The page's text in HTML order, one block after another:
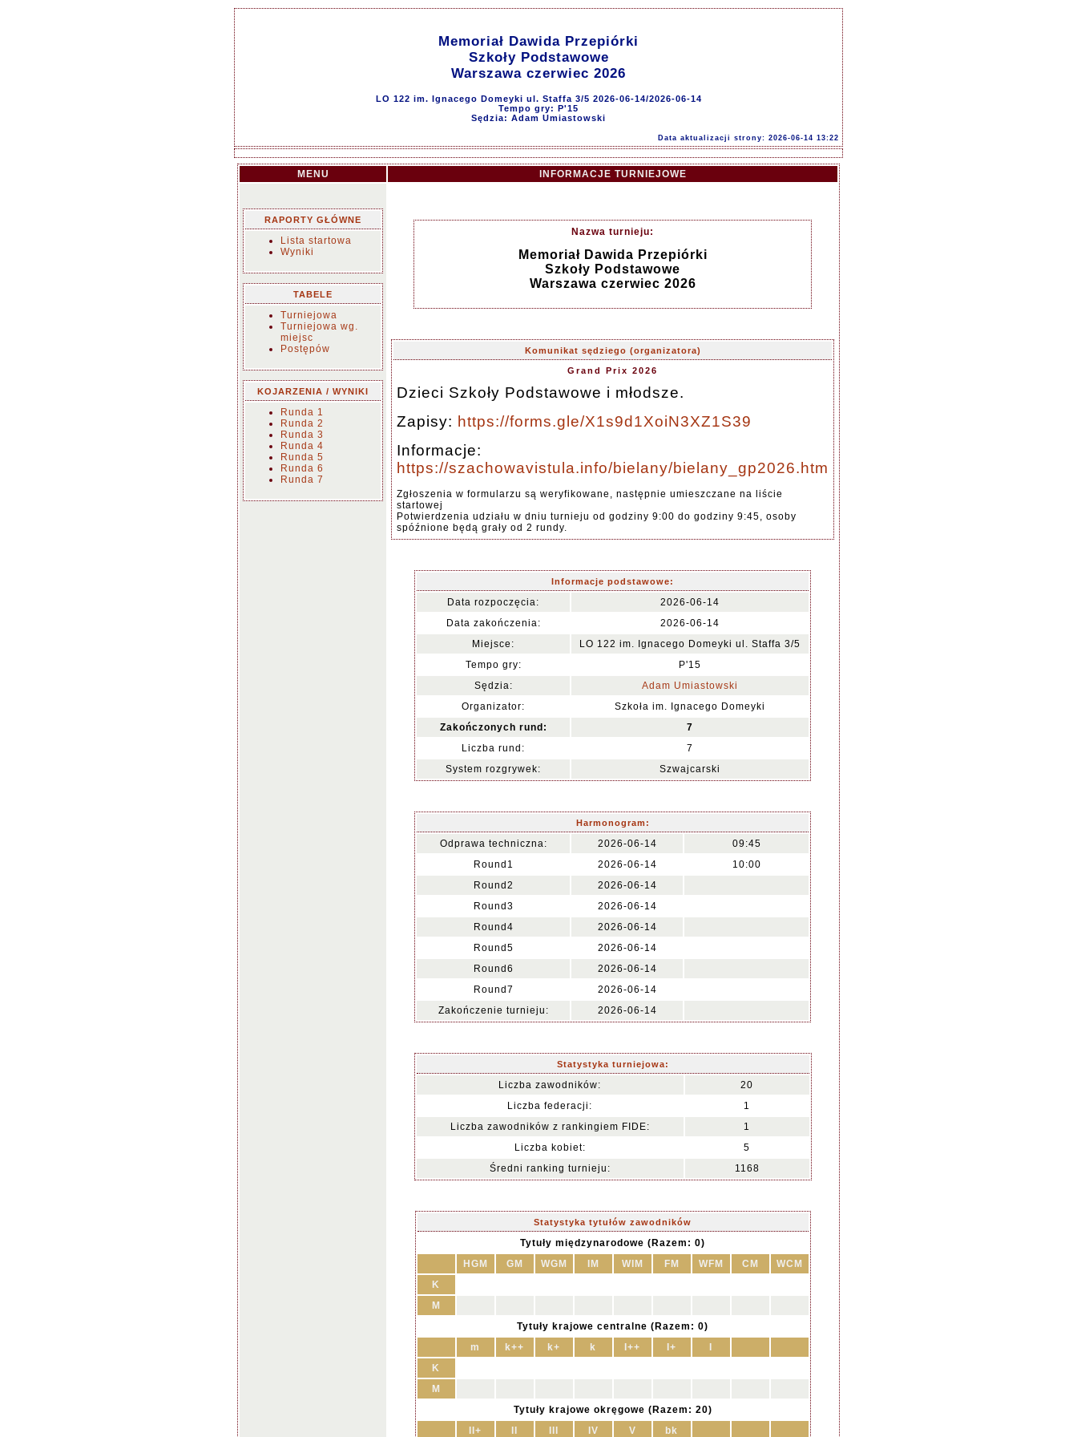
Memoriał Dawida Przepiórki
Szkoły Podstawowe
Warszawa czerwiec 2026
LO 122 im. Ignacego Domeyki ul. Staffa 3/5 2026-06-14/2026-06-14
Tempo gry: P'15
Sędzia: Adam Umiastowski
Data aktualizacji strony: 2026-06-14 13:22
MENU INFORMACJE TURNIEJOWE
RAPORTY GŁÓWNE
Lista startowa
Wyniki
TABELE
Turniejowa
Turniejowa wg.
miejsc
Postępów
KOJARZENIA / WYNIKI
Runda 1
Runda 2
Runda 3
Runda 4
Runda 5
Runda 6
Runda 7
Nazwa turnieju:
Memoriał Dawida Przepiórki
Szkoły Podstawowe
Warszawa czerwiec 2026
Komunikat sędziego (organizatora)
Grand Prix 2026
Dzieci Szkoły Podstawowe i młodsze.
Zapisy: https://forms.gle/X1s9d1XoiN3XZ1S39
Informacje:
https://szachowavistula.info/bielany/bielany_gp2026.htm
Zgłoszenia w formularzu są weryfikowane, następnie umieszczane na liście
startowej
Potwierdzenia udziału w dniu turnieju od godziny 9:00 do godziny 9:45, osoby
spóźnione będą grały od 2 rundy.
Informacje podstawowe:
Data rozpoczęcia:
2026-06-14
Data zakończenia:
2026-06-14
Miejsce:
LO 122 im. Ignacego Domeyki ul. Staffa 3/5
Tempo gry:
P'15
Sędzia:
Adam Umiastowski
Organizator:
Szkoła im. Ignacego Domeyki
Zakończonych rund:
7
Liczba rund:
7
System rozgrywek:
Szwajcarski
Harmonogram:
Odprawa techniczna: 2026-06-14
09:45
Round1
2026-06-14
10:00
Round2
2026-06-14
Round3
2026-06-14
Round4
2026-06-14
Round5
2026-06-14
Round6
2026-06-14
Round7
2026-06-14
Zakończenie turnieju:
2026-06-14
Statystyka turniejowa:
Liczba zawodników:
20
Liczba federacji:
1
Liczba zawodników z rankingiem FIDE:
1
Liczba kobiet:
5
Średni ranking turnieju:
1168
Statystyka tytułów zawodników
Tytuły międzynarodowe (Razem: 0)
HGM
GM WGM IM WIM FM WFM CM
WCM
K
M
Tytuły krajowe centralne (Razem: 0)
m
k++ k+ k I++ I+
K
M
Tytuły krajowe okręgowe (Razem: 20)
II+
IV V bk